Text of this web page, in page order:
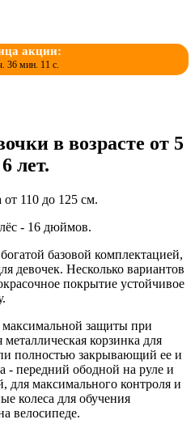
акции:
36 мин. 11 с.
в возрасте от 5
лет.
от 110 до 125 см.
- 16 дюймов.
базовой комплектацией,
девочек. Несколько вариантов
покрытие устойчивое
защиты при
корзинка для
полностью закрывающий ее и
- передний ободной на руле и
для максимального контроля и
колеса для обучения
велосипеде.